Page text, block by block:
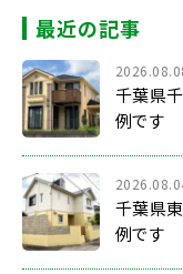
最近の記事
千葉県
例です
千葉県
例です